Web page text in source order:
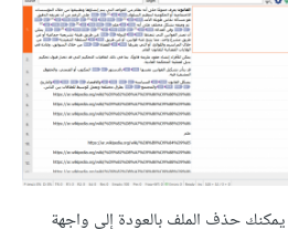
حذف الملف بالعودة إلى واجهة